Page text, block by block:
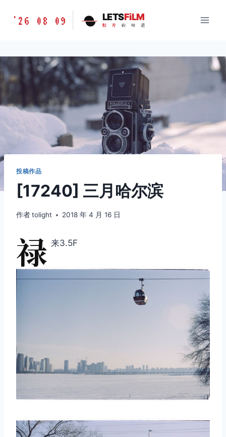
胶
味
LETSFILM
'26 08 09 LETSFiLM
胶 片 的 味 道
投稿作品
[17240] 三月哈尔滨
作者tolight 2018 年 4 月 16 日
禄 来3.5F